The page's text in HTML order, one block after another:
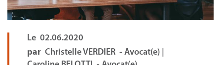
Le 02.06.2020
par Christelle VERDIER - Avocat(e) |